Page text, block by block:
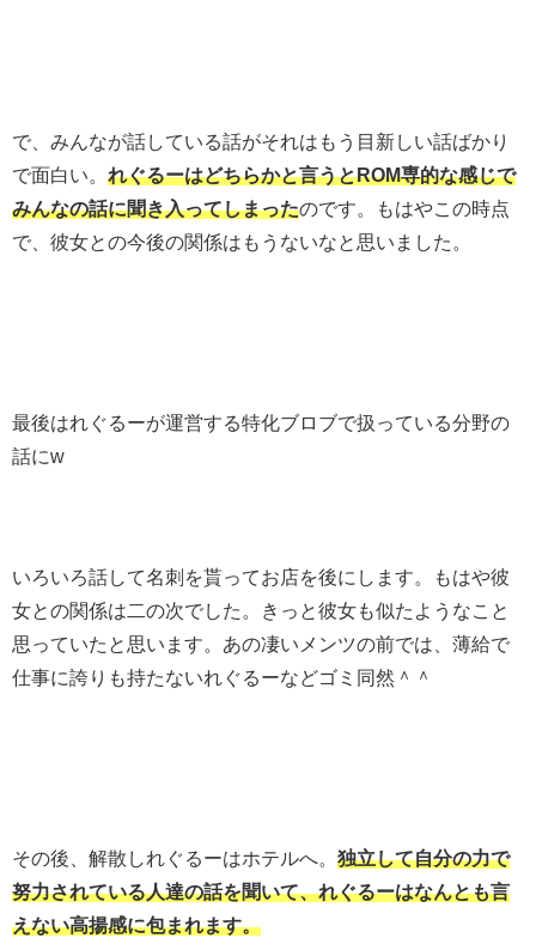
で、みんなが話している話がそれはもう目新しい話ばかり
で面白い。 れぐるーはどちらかと言うとROM専的な感じで
みんなの話に聞き入ってしまったのです。もはやこの時点
で、彼女との今後の関係はもうないなと思いました。
最後はれぐるーが運営する特化ブロブで扱っている分野の
話にw
いろいろ話して名刺を貰ってお店を後にします。もはや彼
女との関係は二の次でした。きっと彼女も似たようなこと
思っていたと思います。あの凄いメンツの前では、薄給で
仕事に誇りも持たないれぐるーなどゴミ同然＾＾
その後、解散しれぐるーはホテルへ。 独立して自分の力で
努力されている人達の話を聞いて、れぐるーはなんとも言
えない高揚感に包まれます。